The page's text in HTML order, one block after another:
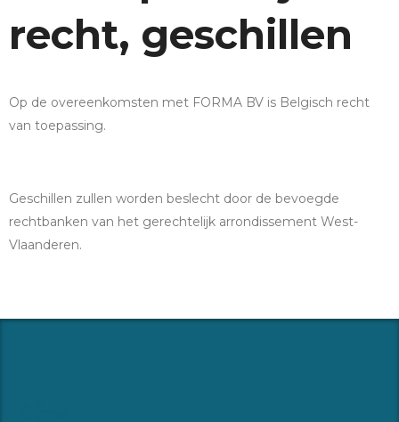
recht, geschillen
Op de overeenkomsten met FORMA BV is Belgisch recht
van toepassing.
Geschillen zullen worden beslecht door de bevoegde
rechtbanken van het gerechtelijk arrondissement West-
Vlaanderen.